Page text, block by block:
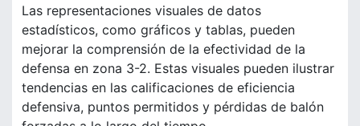
Las representaciones visuales de datos
estadísticos, como gráficos y tablas, pueden
mejorar la comprensión de la efectividad de la
defensa en zona 3-2. Estas visuales pueden ilustrar
tendencias en las calificaciones de eficiencia
defensiva, puntos permitidos y pérdidas de balón